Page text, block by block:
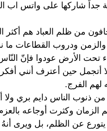
جداً شاركها على واتس اب
من ظلم العباد هم
والزمن ودروب القطاعات
تحت الأرض عودوا فإنّ
ولا أتجمل حين أعترف أنني
لهم الفرج.
من ذنوب الناس دايم بري
الزمان وكثرت أوجاعه
يتورع عن الظلم، بل ويرى